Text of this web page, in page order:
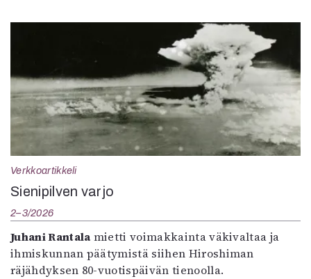
Verkkoartikkeli
Sienipilven varjo
2–3/2026
Juhani Rantala mietti voimakkainta väkivaltaa ja
ihmiskunnan päätymistä siihen Hiroshiman
räjähdyksen 80-vuotispäivän tienoolla.